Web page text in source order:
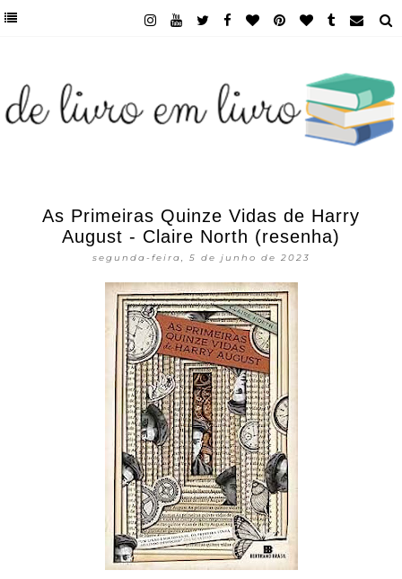
As Primeiras Quinze Vidas de Harry
August - Claire North (resenha)
segunda-feira, 5 de junho de 2023